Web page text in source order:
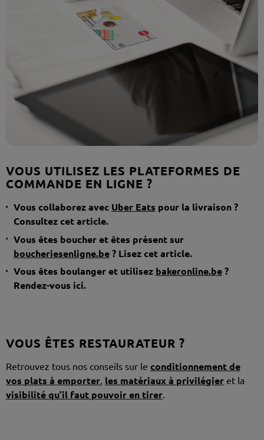
VOUS UTILISEZ LES PLATEFORMES DE
COMMANDE EN LIGNE ?
Vous collaborez avec Uber Eats pour la livraison ?
Consultez cet article.
Vous êtes boucher et êtes présent sur
boucheriesenligne.be? Lisez cet article.
Vous êtes boulanger et utilisez bakeronline.be ?
Rendez-vous ici.
VOUS ÊTES RESTAURATEUR ?
Retrouvez tous nos conseils sur le conditionnement de
vos plats à emporter, les matériaux à privilégier et la
visibilité qu’il faut pouvoir en tirer.